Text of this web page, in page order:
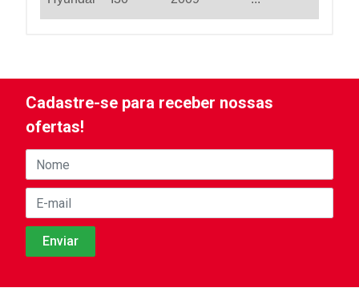
Cadastre-se para receber nossas
ofertas!